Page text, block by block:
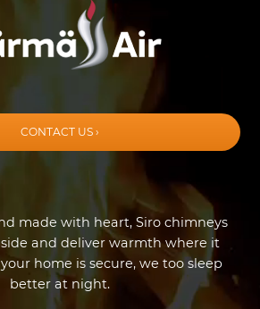
CONTACT US ›
made with heart, Siro chimneys
and deliver warmth where it
home is secure, we too sleep
better at night.